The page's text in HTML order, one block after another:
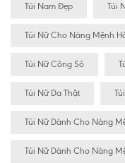
Túi Nam Đẹp Túi
Túi Nữ Cho Nàng Mệnh
Túi Nữ Công Sỏ
Túi Nữ Da Thật
Túi Nữ Dành Cho Nàng
Túi Nữ Dành Cho Nàng